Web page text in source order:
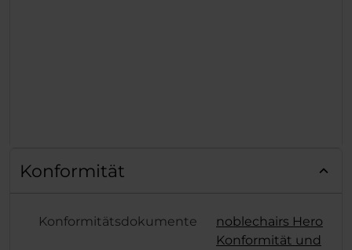
Konformität
Konformitätsdokumente
noblechairs Hero ST
Konformität und